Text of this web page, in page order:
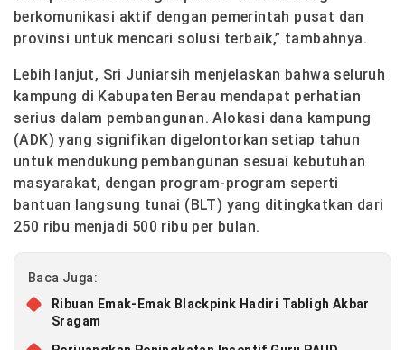
berkomunikasi aktif dengan pemerintah pusat dan
provinsi untuk mencari solusi terbaik,” tambahnya.
Lebih lanjut, Sri Juniarsih menjelaskan bahwa seluruh
kampung di Kabupaten Berau mendapat perhatian
serius dalam pembangunan. Alokasi dana kampung
(ADK) yang signifikan digelontorkan setiap tahun
untuk mendukung pembangunan sesuai kebutuhan
masyarakat, dengan program-program seperti
bantuan langsung tunai (BLT) yang ditingkatkan dari
250 ribu menjadi 500 ribu per bulan.
Baca Juga:
Ribuan Emak-Emak Blackpink Hadiri Tabligh Akbar
Sragam